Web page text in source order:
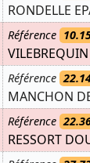
RONDELLE
Référence
Référence
MANCHON
Référence
RESSORT